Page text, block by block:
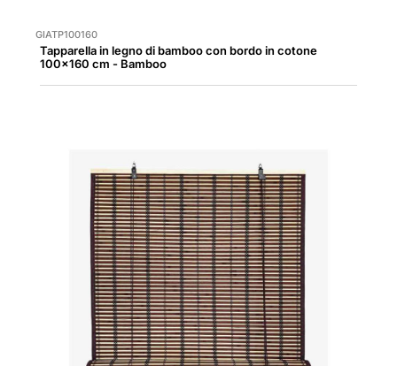
GIATP100160
Tapparella in legno di bamboo con bordo in cotone
100x160 cm - Bamboo